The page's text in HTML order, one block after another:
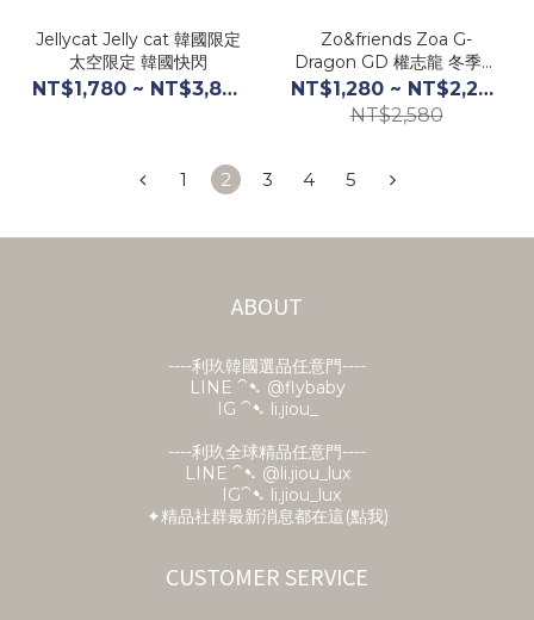
Jellycat Jelly cat 韓國限定
太空限定 韓國快閃
NT$1,780 ~ NT$3,880
Zo&friends Zoa G-
Dragon GD 權志龍 冬季限
定周邊
NT$1,280 ~ NT$2,280
NT$2,580
1 2 3 4 5
ABOUT
----利玖韓國選品任意門----
LINE ⁀➷ @flybaby
IG ⁀➷ li.jiou_
----利玖全球精品任意門----
LINE ⁀➷ @li.jiou_lux
IG⁀➷ li.jiou_lux
✦精品社群最新消息都在這(點我)
CUSTOMER SERVICE